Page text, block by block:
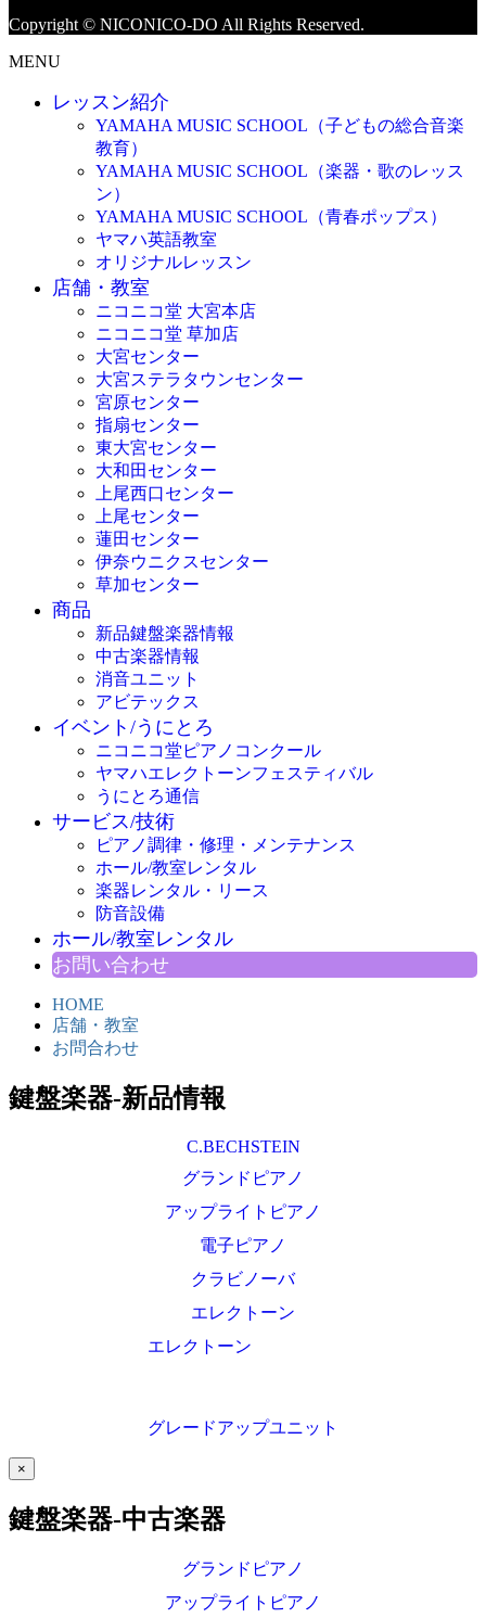
Copyright © NICONICO-DO All Rights Reserved.
MENU
レッスン紹介
YAMAHA MUSIC SCHOOL（子どもの総合音楽
教育）
YAMAHA MUSIC SCHOOL（楽器・歌のレッス
ン）
YAMAHA MUSIC SCHOOL（青春ポップス）
ヤマハ英語教室
オリジナルレッスン
店舗・教室
ニコニコ堂 大宮本店
ニコニコ堂 草加店
大宮センター
大宮ステラタウンセンター
宮原センター
指扇センター
東大宮センター
大和田センター
上尾西口センター
上尾センター
蓮田センター
伊奈ウニクスセンター
草加センター
商品
新品鍵盤楽器情報
中古楽器情報
消音ユニット
アビテックス
イベント/うにとろ
ニコニコ堂ピアノコンクール
ヤマハエレクトーンフェスティバル
うにとろ通信
サービス/技術
ピアノ調律・修理・メンテナンス
ホール/教室レンタル
楽器レンタル・リース
防音設備
ホール/教室レンタル
お問い合わせ
HOME
店舗・教室
お問合わせ
鍵盤楽器-新品情報
C.BECHSTEIN
グランドピアノ
アップライトピアノ
電子ピアノ
クラビノーバ
エレクトーン
エレクトーン
グレードアップユニット
×
鍵盤楽器-中古楽器
グランドピアノ
アップライトピアノ